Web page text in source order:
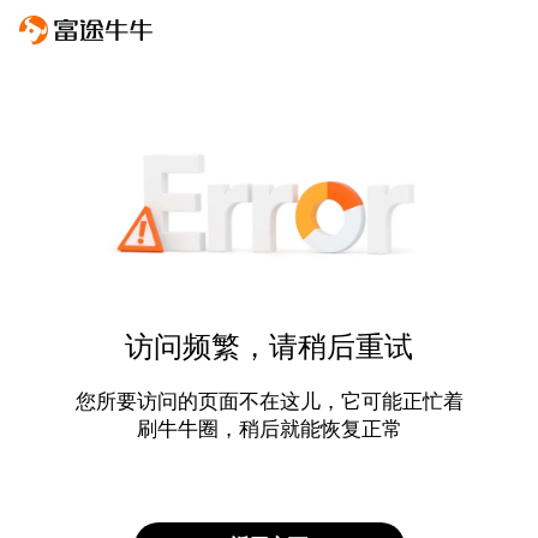
访问频繁，请稍后重试
您所要访问的页面不在这儿，它可能正忙着
刷牛牛圈，稍后就能恢复正常